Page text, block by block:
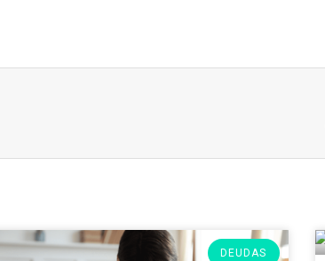
DEUDAS